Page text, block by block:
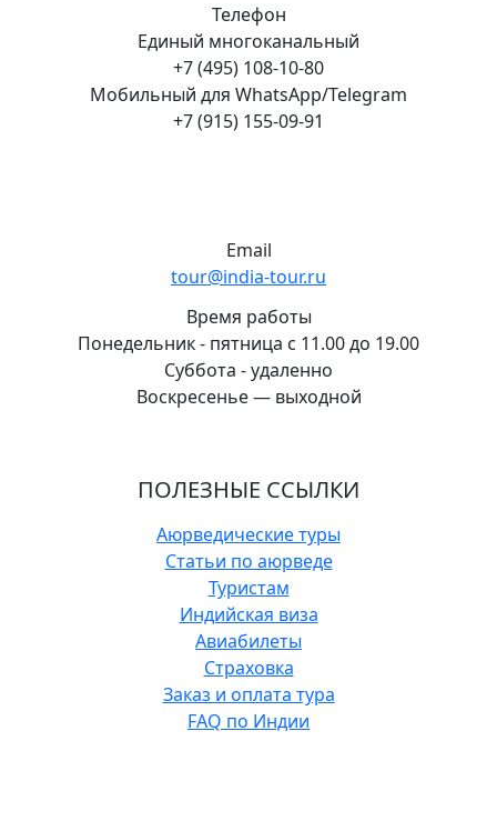
Телефон
Единый многоканальный
+7 (495) 108-10-80
Мобильный для WhatsApp/Telegram
+7 (915) 155-09-91
Email
tour@india-tour.ru
Время работы
Понедельник - пятница с 11.00 до 19.00
Суббота - удаленно
Воскресенье — выходной
ПОЛЕЗНЫЕ ССЫЛКИ
Аюрведические туры
Статьи по аюрведе
Туристам
Индийская виза
Авиабилеты
Страховка
Заказ и оплата тура
FAQ по Индии